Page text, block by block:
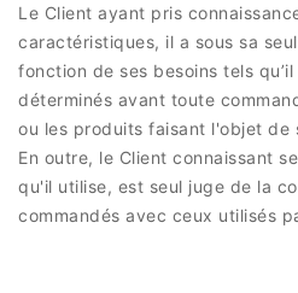
Le Client ayant pris
caractéristiques, il a sous sa
fonction de ses besoins tels
déterminés avant toute
ou les produits faisant l'objet de
En outre, le Client connaissant
qu'il utilise, est seul juge de la
commandés avec ceux utilisés